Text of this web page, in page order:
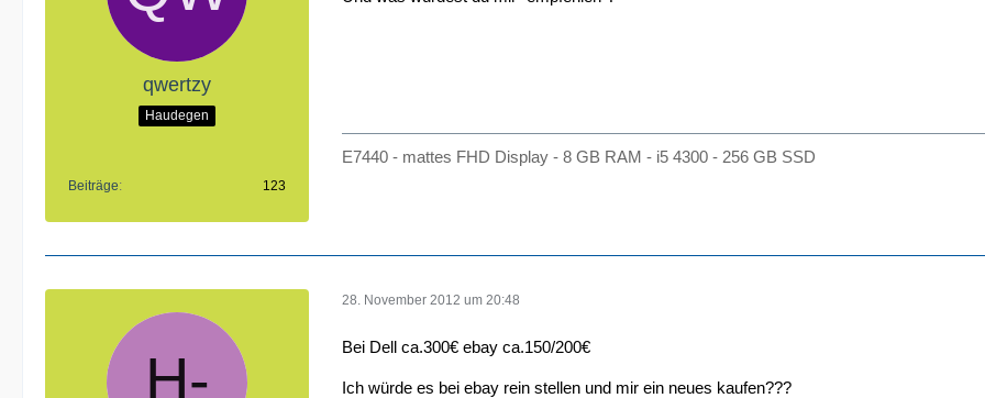
qwertzy
Haudegen
Beiträge 123
E7440 - mattes FHD Display - 8 GB RAM - i5 4300 - 256 GB SSD
28. November 2012 um 20:48
Bei Dell ca.300€ ebay ca.150/200€
Ich würde es bei ebay rein stellen und mir ein neues kaufen???